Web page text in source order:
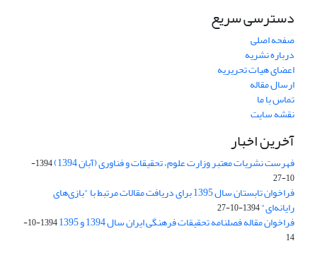
دسترسی سریع
صفحه اصلی
درباره نشریه
اعضای هیات تحریریه
ارسال مقاله
تماس با ما
نقشه سایت
آخرین اخبار
فهرست نشریات معتبر وزارت علوم، تحقیقات و فناوری (آبان 1394)
1394-
10-27
فراخوان تابستان سال 1395 برای دریافت مقالات مرتبط با "بازی‌های
رایانه‌ای"1394-10-27
فراخوان مقاله فصلنامه تحقیقات فرهنگی ایران سال 1394 و 1395
1394-10-
14